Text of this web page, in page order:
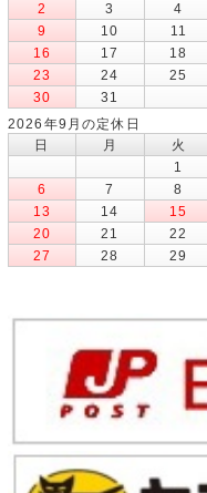
2
3 4
9
10 11
16
17 18
23
24 25
30
31
2026年9月の定休日
日
月 火
1
6
7 8
13
14 15
20
21 22
27
28 29